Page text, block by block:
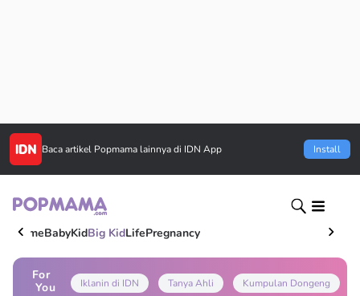
Baca artikel Popmama lainnya di IDN App Install
HomeBabyKidBig KidLifePregnancy
For
You
Iklanin di IDN Tanya Ahli Kumpulan Dongeng